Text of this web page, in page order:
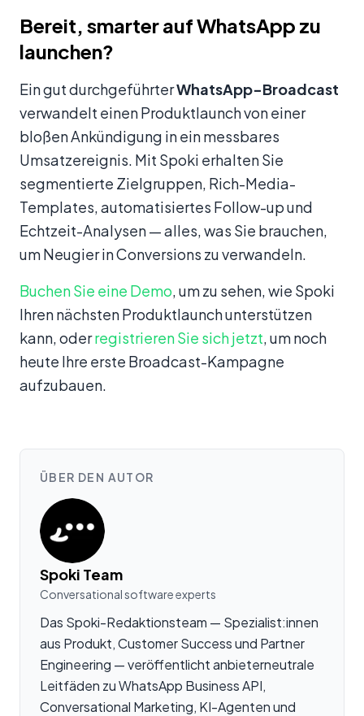
Bereit, smarter auf WhatsApp zu
launchen?
Ein gut durchgeführterWhatsApp-Broadcast
verwandelt einen Produktlaunch von einer
bloßen Ankündigung in ein messbares
Umsatzereignis. Mit Spoki erhalten Sie
segmentierte Zielgruppen, Rich-Media-
Templates, automatisiertes Follow-up und
Echtzeit-Analysen — alles, was Sie brauchen,
um Neugier in Conversions zu verwandeln.
Buchen Sie eine Demo, um zu sehen, wie Spoki
Ihren nächsten Produktlaunch unterstützen
kann, oderregistrieren Sie sich jetzt, um noch
heute Ihre erste Broadcast-Kampagne
aufzubauen.
ÜBER DEN AUTOR
Spoki Team
Conversational software experts
Das Spoki-Redaktionsteam — Spezialist:innen
aus Produkt, Customer Success und Partner
Engineering — veröffentlicht anbieterneutrale
Leitfäden zu WhatsApp Business API,
Conversational Marketing, KI-Agenten und